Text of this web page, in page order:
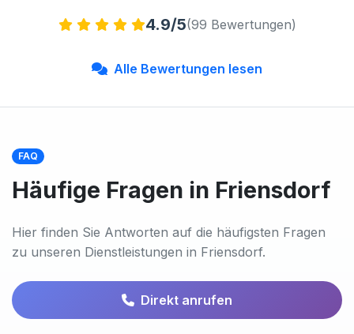
4.9/5(99 Bewertungen)
Alle Bewertungen lesen
FAQ
Häufige Fragen in Friensdorf
Hier finden Sie Antworten auf die häufigsten Fragen
zu unseren Dienstleistungen in Friensdorf.
Direkt anrufen